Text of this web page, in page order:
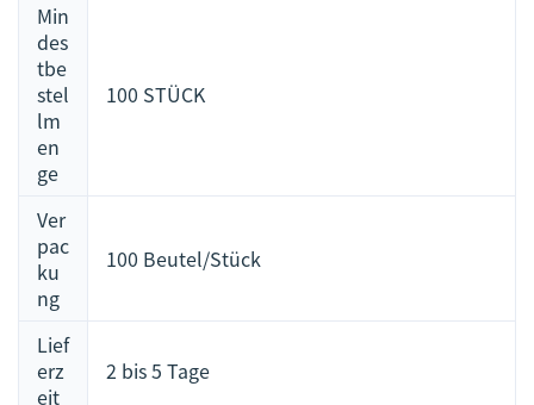
Min
des
tbe
stel
lm
en
ge
100 STÜCK
Ver
pac
ku
ng
100 Beutel/Stück
Lief
erz
eit
2 bis 5 Tage